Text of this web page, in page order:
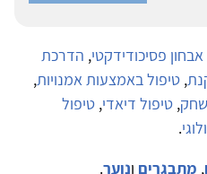
אבחון פסיכודידקטי, הדרכת
, טיפול באמצעות אמנויות,
, טיפול דיאדי, טיפול
.
, מתבגרים ונוער.